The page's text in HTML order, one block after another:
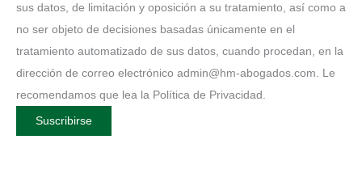
sus datos, de limitación y oposición a su tratamiento, así como a
no ser objeto de decisiones basadas únicamente en el
tratamiento automatizado de sus datos, cuando procedan, en la
dirección de correo electrónico admin@hm-abogados.com. Le
recomendamos que lea la Política de Privacidad.